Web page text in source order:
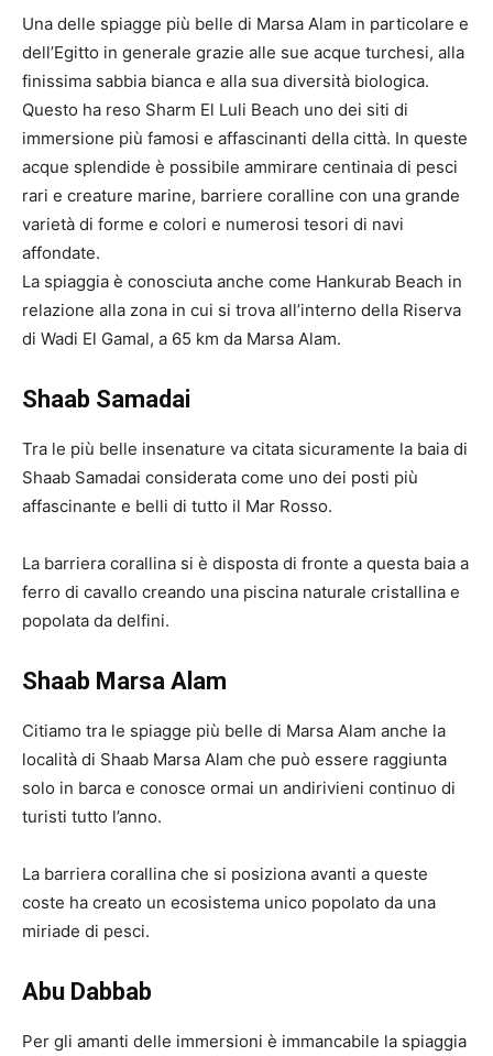
Una delle spiagge più belle di Marsa Alam in particolare e
dell’Egitto in generale grazie alle sue acque turchesi, alla
finissima sabbia bianca e alla sua diversità biologica.
Questo ha reso Sharm El Luli Beach uno dei siti di
immersione più famosi e affascinanti della città. In queste
acque splendide è possibile ammirare centinaia di pesci
rari e creature marine, barriere coralline con una grande
varietà di forme e colori e numerosi tesori di navi
affondate.
La spiaggia è conosciuta anche come Hankurab Beach in
relazione alla zona in cui si trova all’interno della Riserva
di Wadi El Gamal, a 65 km da Marsa Alam.
Shaab Samadai
Tra le più belle insenature va citata sicuramente la baia di
Shaab Samadai considerata come uno dei posti più
affascinante e belli di tutto il Mar Rosso.
La barriera corallina si è disposta di fronte a questa baia a
ferro di cavallo creando una piscina naturale cristallina e
popolata da delfini.
Shaab Marsa Alam
Citiamo tra le spiagge più belle di Marsa Alam anche la
località di Shaab Marsa Alam che può essere raggiunta
solo in barca e conosce ormai un andirivieni continuo di
turisti tutto l’anno.
La barriera corallina che si posiziona avanti a queste
coste ha creato un ecosistema unico popolato da una
miriade di pesci.
Abu Dabbab
Per gli amanti delle immersioni è immancabile la spiaggia